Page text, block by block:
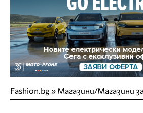
Fashion.bg» Магазини/Магазини